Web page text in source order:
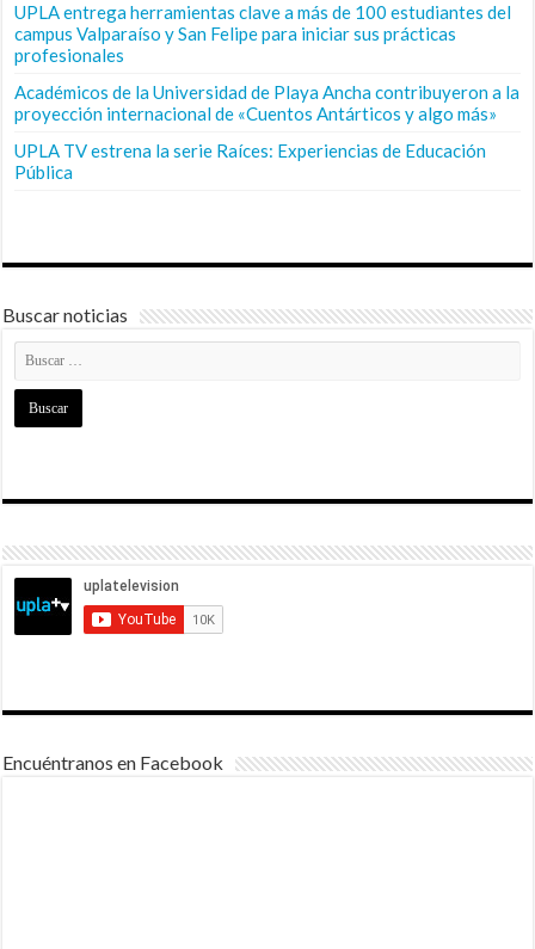
UPLA entrega herramientas clave a más de 100 estudiantes del
campus Valparaíso y San Felipe para iniciar sus prácticas
profesionales
Académicos de la Universidad de Playa Ancha contribuyeron a la
proyección internacional de «Cuentos Antárticos y algo más»
UPLA TV estrena la serie Raíces: Experiencias de Educación
Pública
Buscar noticias
Encuéntranos en Facebook